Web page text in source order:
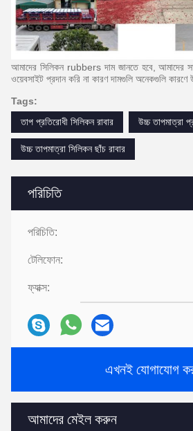
পরিচিতি
পরিচিতি:
টেলিফোন:
ফ্যাক্স:
এখনই যোগাযোগ
আমাদের মেইল ​​করুন
আমাদের সিলিকন rubbers দাম জানতে হবে, আমাদের
ওয়েবসাইট প্রদান করি না কারণ দামগুলি অনেকগুলি কারণে
Tags:
তাপ প্রতিরোধী সিলিকন রাবার
উচ্চ তাপমাত্রা
উচ্চ তাপমাত্রা সিলিকন ছাঁচ রাবার